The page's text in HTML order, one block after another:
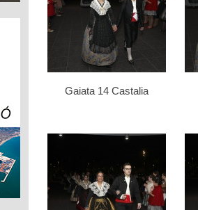
Gaiata 14 Castalia